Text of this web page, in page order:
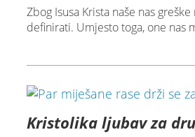
Zbog Isusa Krista naše nas
definirati. Umjesto toga, one nas
Kristolika ljubav za